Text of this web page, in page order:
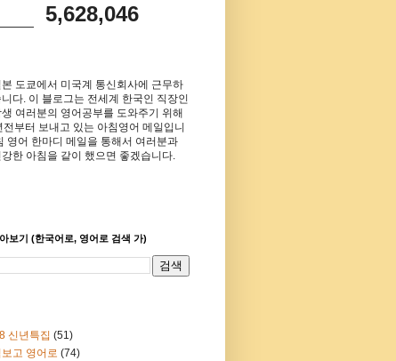
5,628,046
본 도쿄에서 미국계 통신회사에 근무하
니다. 이 블로그는 전세계 한국인 직장인
여러분의 영어공부를 도와주기 위해
전부터 보내고 있는 아침영어 메일입니
영어 한마디 메일을 통해서 여러분과
한 아침을 같이 했으면 좋겠습니다.
보기 (한국어로, 영어로 검색 가)
신년특집 (51)
보고 영어로 (74)